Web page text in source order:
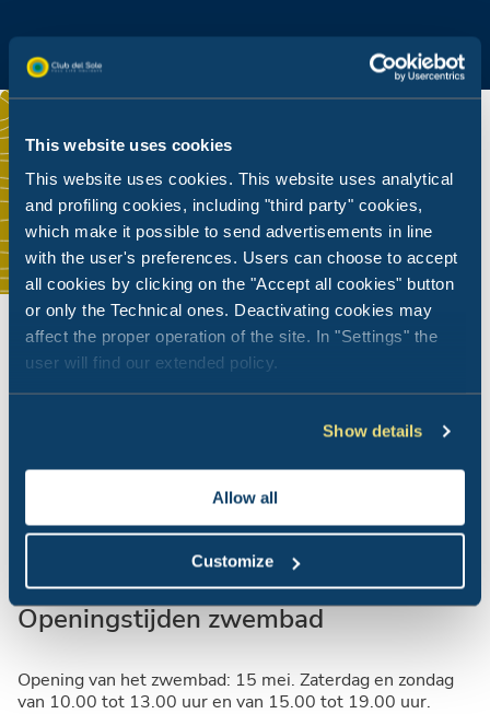
This website uses cookies
This website uses cookies. This website uses analytical
and profiling cookies, including "third party" cookies,
which make it possible to send advertisements in line
with the user's preferences. Users can choose to accept
all cookies by clicking on the "Accept all cookies" button
or only the Technical ones. Deactivating cookies may
affect the proper operation of the site. In "Settings" the
user will find our extended policy.
Show details
Allow all
Customize
Openingstijden zwembad
Opening van het zwembad: 15 mei. Zaterdag en zondag
van 10.00 tot 13.00 uur en van 15.00 tot 19.00 uur.